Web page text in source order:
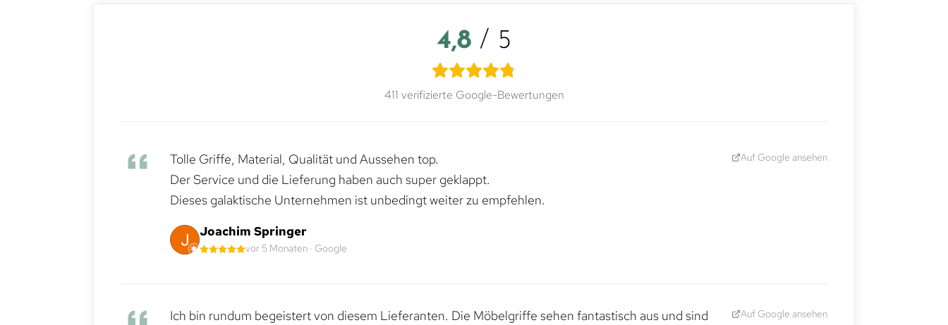
4,8 / 5
411 verifizierte Google-Bewertungen
Tolle Griffe, Material, Qualität und Aussehen top.
Der Service und die Lieferung haben auch super geklappt.
Dieses galaktische Unternehmen ist unbedingt weiter zu empfehlen.
Joachim Springer
vor 5 Monaten · Google
Auf Google ansehen
Ich bin rundum begeistert von diesem Lieferanten. Die Möbelgriffe sehen fantastisch aus und sind
Auf Google ansehen